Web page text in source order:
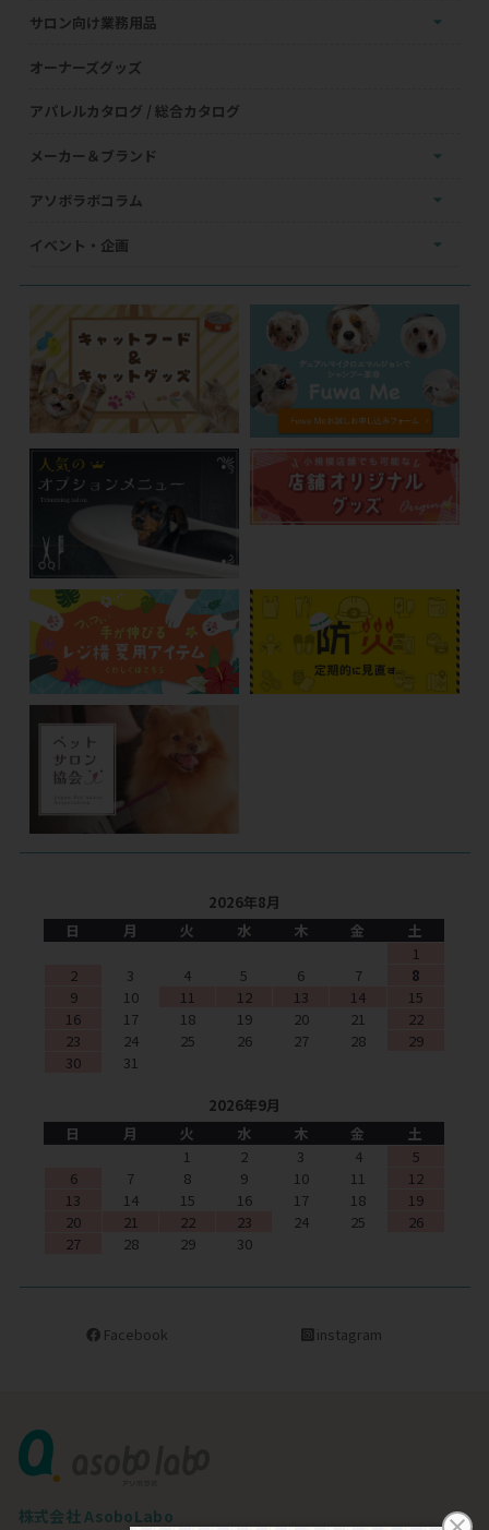
サロン向け業務用品
オーナーズグッズ
アパレルカタログ / 総合カタログ
メーカー＆ブランド
アソボラボコラム
イベント・企画
2026年8月
日
月 火 水 木 金
土
1
2
3 4 5 6 7
8
9
10 11 12 13 14
15
16
17 18 19 20 21
22
23
24 25 26 27 28
29
30
31
2026年9月
日
月 火 水 木 金
土
1
2 3 4
5
6
7 8 9 10 11
12
13
14 15 16 17 18
19
20
21 22 23 24 25
26
27
28 29 30
Facebook instagram
株式会社 AsoboLabo